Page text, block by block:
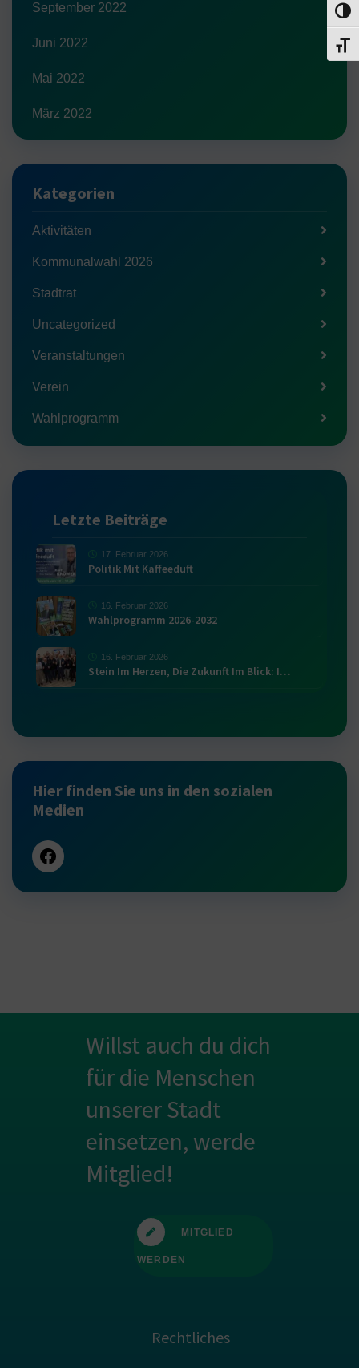
September 2022
Juni 2022
Mai 2022
März 2022
Kategorien
Aktivitäten
Kommunalwahl 2026
Stadtrat
Uncategorized
Veranstaltungen
Verein
Wahlprogramm
Letzte Beiträge
Politik Mit Kaffeeduft
17. Februar 2026
Wahlprogramm 2026-2032
16. Februar 2026
Stein Im Herzen, Die Zukunft Im Blick: I…
16. Februar 2026
Hier finden Sie uns in den sozialen
Medien
Willst auch du dich
für die Menschen
unserer Stadt
einsetzen, werde
Mitglied!
MITGLIED
WERDEN
Rechtliches